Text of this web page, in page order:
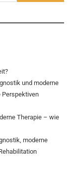
und moderne
Perspektiven
Therapie – wie
moderne